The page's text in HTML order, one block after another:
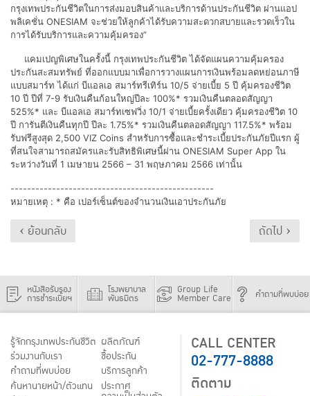
กรุงเทพประกันชีวิตในการส่งมอบสินค้าและบริการด้านประกันชีวิต ผ่านแอป
พลิเคชั่น ONESIAM จะช่วยให้ลูกค้าได้รับความสะดวกสบายและรวดเร็วใน
การได้รับบริการและความคุ้มครอง”
แคมเปญพิเศษในครั้งนี้ กรุงเทพประกันชีวิต ได้จัดแผนความคุ้มครอง
ประกันสะสมทรัพย์ ที่ออกแบบมาเพื่อการวางแผนการเงินพร้อมลดหย่อนภาษี
แบบสมาร์ท ได้แก่ บีแอลเอ สมาร์ทรีเทิร์น 10/5 จ่ายเบี้ย 5 ปี คุ้มครองชีวิต
10 ปี ปีที่ 7-9 รับเงินคืนก้อนใหญ่ปีละ 100%* รวมเงินคืนตลอดสัญญา
525%* และ บีแอลเอ สมาร์ทเซฟวิ่ง 10/1 จ่ายเบี้ยครั้งเดียว คุ้มครองชีวิต 10
ปี การันตีเงินคืนทุกปี ปีละ 1.75%* รวมเงินคืนตลอดสัญญา 117.5%* พร้อม
รับฟรีสูงสุด 2,500 VIZ Coins สำหรับการซื้อและชำระเบี้ยประกันภัยปีแรก ผู้
ที่สนใจสามารถสมัครและรับสิทธิพิเศษนี้ผ่าน ONESIAM Super App ใน
ระหว่างวันที่ 1 เมษายน 2566 – 31 พฤษภาคม 2566 เท่านั้น
-------------------------------------------------
หมายเหตุ : * คือ เปอร์เซ็นต์ของจำนวนเงินเอาประกันภัย
‹ ย้อนกลับ ถัดไป ›
หนังสือรับรอง
การชำระเบี้ยฯ
โรงพยาบาล
พันธมิตร
Group Life
Member Care คำถามที่พบบ่อย
รู้จักกรุงเทพประกันชีวิต
ร่วมงานกับเรา
คำถามที่พบบ่อย
ค้นหานายหน้า/ตัวแทน
ผลิตภัณฑ์
ชื้อประกัน
บริการลูกค้า
ประกาศ
CALL CENTER
02-777-8888
ติดตาม